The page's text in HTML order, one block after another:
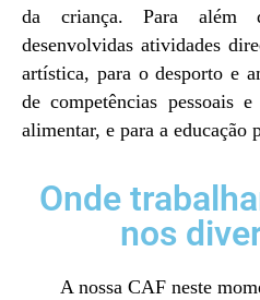
da criança. Para além
desenvolvidas atividades
artística, para o desporto e
de competências pessoais
alimentar, e para a educação
Onde
nos
A nossa CAF neste